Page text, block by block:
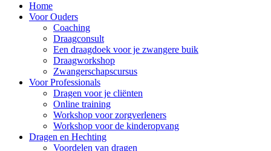
Home
Voor Ouders
Coaching
Draagconsult
Een draagdoek voor je zwangere buik
Draagworkshop
Zwangerschapscursus
Voor Professionals
Dragen voor je cliënten
Online training
Workshop voor zorgverleners
Workshop voor de kinderopvang
Dragen en Hechting
Voordelen van dragen